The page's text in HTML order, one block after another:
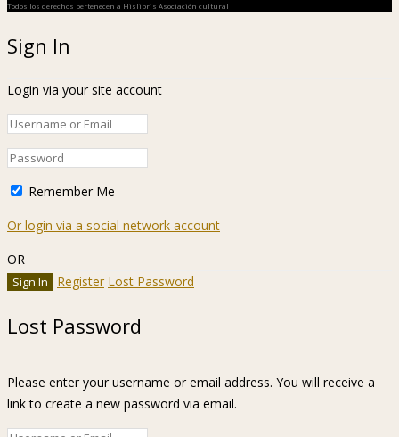
Todos los derechos pertenecen a Hislibris Asociación cultural
Sign In
Login via your site account
Remember Me
Or login via a social network account
OR
Register Lost Password
Lost Password
Please enter your username or email address. You will receive a
link to create a new password via email.